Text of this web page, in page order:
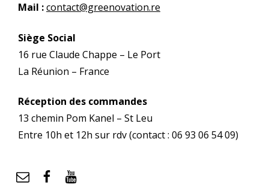
Mail :contact@greenovation.re
Siège Social
16 rue Claude Chappe – Le Port
La Réunion – France
Réception des commandes
13 chemin Pom Kanel – St Leu
Entre 10h et 12h sur rdv (contact : 06 93 06 54 09)
mail FacebookYouTube